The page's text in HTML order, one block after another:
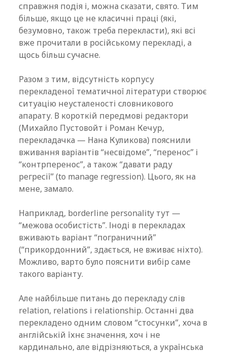
справжня подія і, можна сказати, свято. Тим
більше, якщо це не класичні праці (які,
безумовно, також треба перекласти), які всі
вже прочитали в російському перекладі, а
щось більш сучасне.
Разом з тим, відсутність корпусу
перекладеної тематичної літератури створює
ситуацію неусталеності словникового
апарату. В короткій передмові редактори
(Михайло Пустовойт і Роман Кечур,
перекладачка — Нана Куликова) пояснили
вживання варіантів “несвідоме”, “перенос” і
“контрперенос”, а також “давати раду
регресії” (to manage regression). Цього, як на
мене, замало.
Наприклад, borderline personality тут —
“межова особистість”. Іноді в перекладах
вживають варіант “пограничний”
(“прикордонний”, здається, не вживає ніхто).
Можливо, варто було пояснити вибір саме
такого варіанту.
Але найбільше питань до перекладу слів
relation, relations і relationship. Останні два
перекладено одним словом “стосунки”, хоча в
англійській їхнє значення, хоч і не
кардинально, але відрізняються, а українська